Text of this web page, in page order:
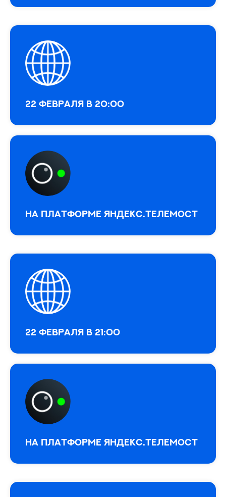
22 февраля в 20:00
На платформе Яндекс.Телемост
22 февраля в 21:00
На платформе Яндекс.Телемост